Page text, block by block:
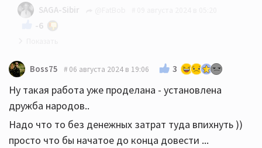
SAGA-Sibir
-6
А вот то что у вас это дрова.
А "RCA, Lowther, Voxactiv, Feastrex, Eclipse и прочие
разные интересные" - импортные дрова.
Boss75 06 августа 2024 в 19:06 3
Ну такая работа уже проделана - установлена
дружба народов..
Надо что то без денежных затрат туда впихнуть ))
просто что бы начатое до конца довести ...